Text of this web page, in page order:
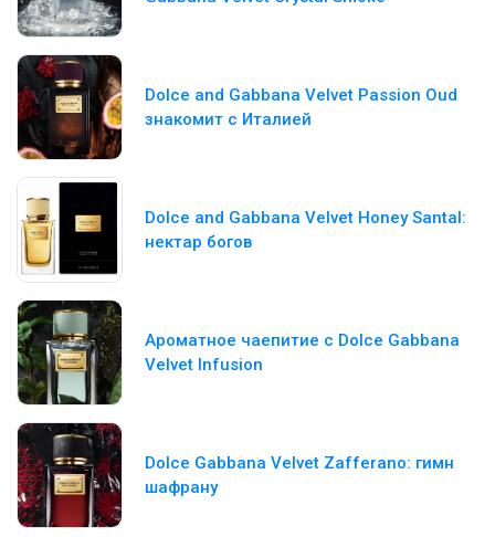
Dolce and Gabbana Velvet Passion Oud
знакомит с Италией
Dolce and Gabbana Velvet Honey Santal:
нектар богов
Ароматное чаепитие с Dolce Gabbana
Velvet Infusion
Dolce Gabbana Velvet Zafferano: гимн
шафрану